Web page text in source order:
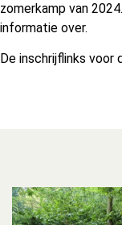
zomerkamp van
informatie over.
De inschrijflinks